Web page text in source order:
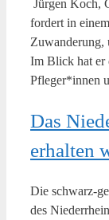
Jürgen Koch,
fordert in
Zuwanderung,
Im Blick hat er
Pfleger*innen
Das
erhalten
Die schwarz-
des